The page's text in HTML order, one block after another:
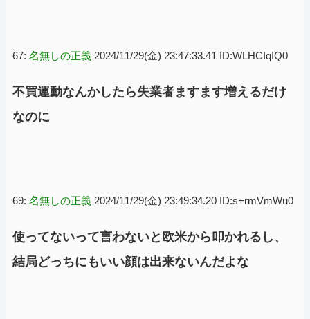
67: 名無しの正義 2024/11/29(金) 23:47:33.41 ID:WLHCIqIQ0
不買運動なんかしたら失業者ますます増えるだけ
なのに
69: 名無しの正義 2024/11/29(金) 23:49:34.20 ID:s+rmVmWu0
使ってないって言わないと欧米から叩かれるし、
結局どっちにもいい顔は出来ないんだよな